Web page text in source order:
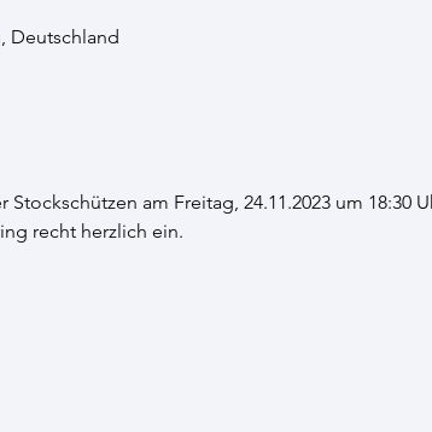
Deutschland
am Freitag, 24.11.2023 um 18:30
recht herzlich ein.